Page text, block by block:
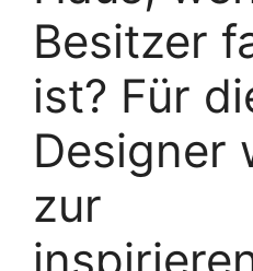
Besitzer
ist? Für
Designer
zur